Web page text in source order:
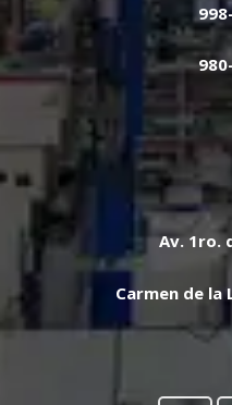
Av. 1ro.
Carmen de la